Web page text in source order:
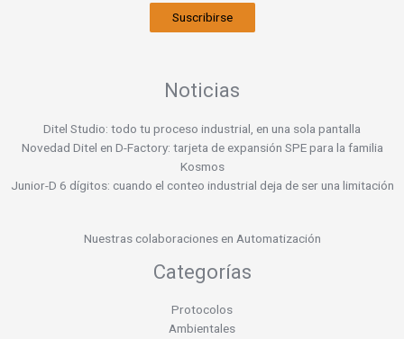
Suscribirse
Noticias
Ditel Studio: todo tu proceso industrial, en una sola pantalla
Novedad Ditel en D-Factory: tarjeta de expansión SPE para la familia
Kosmos
Junior-D 6 dígitos: cuando el conteo industrial deja de ser una limitación
Nuestras colaboraciones en Automatización
Categorías
Protocolos
Ambientales